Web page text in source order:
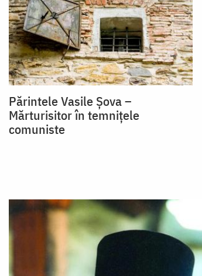
Părintele Vasile Șova –
Mărturisitor în temnițele
comuniste